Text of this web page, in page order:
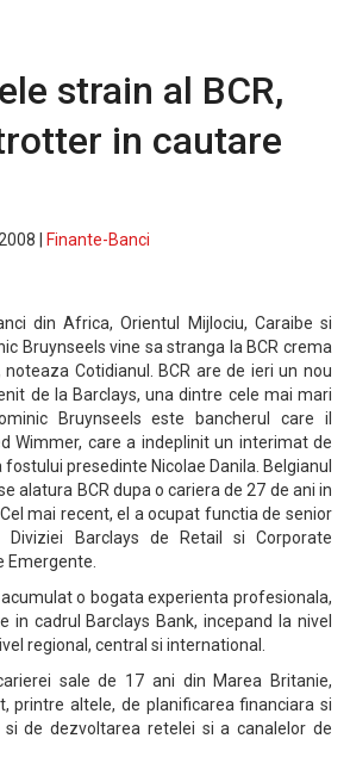
strain al BCR,
in cautare
|
Finante-Banci
din Africa, Orientul Mijlociu, Caraibe si
Bruynseels vine sa stranga la BCR crema
Cotidianul. BCR are de ieri un nou
de la Barclays, una dintre cele mai mari
Bruynseels este bancherul care il
Wimmer, care a indeplinit un interimat de
presedinte Nicolae Danila. Belgianul
alatura BCR dupa o cariera de 27 de ani in
mai recent, el a ocupat functia de senior
Diviziei Barclays de Retail si Corporate
Emergente.
o bogata experienta profesionala,
in cadrul Barclays Bank, incepand la nivel
regional, central si international.
sale de 17 ani din Marea Britanie,
printre altele, de planificarea financiara si
si de dezvoltarea retelei si a canalelor de